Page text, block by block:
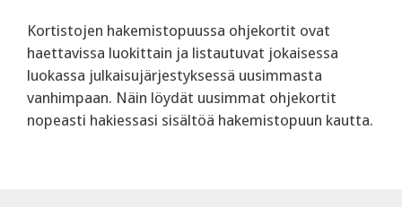
Kortistojen hakemistopuussa ohjekortit ovat
haettavissa luokittain ja listautuvat jokaisessa
luokassa julkaisujärjestyksessä uusimmasta
vanhimpaan. Näin löydät uusimmat ohjekortit
nopeasti hakiessasi sisältöä hakemistopuun kautta.